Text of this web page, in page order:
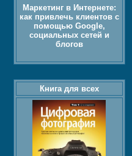
Маркетинг в Интернете:
как привлечь клиентов с
помощью Google,
социальных сетей и
блогов
Книга для всех